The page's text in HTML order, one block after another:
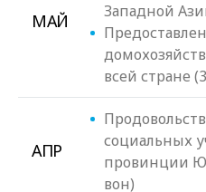
МАЙ
Западной
всей стране
АПР
социальных
провинции
вон)